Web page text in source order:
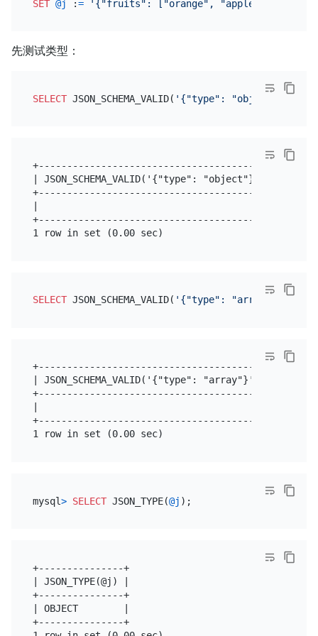
SET @j := '{"fruits": ["orange", "apple",
先测试类型：
SELECT JSON_SCHEMA_VALID( '{"type": "object"}'
+--------------------------------------------+
| JSON_SCHEMA_VALID('{"type": "object"}',@j) |
+--------------------------------------------+
+--------------------------------------------+
SELECT JSON_SCHEMA_VALID( '{"type": "array"}' ,@j
+-------------------------------------------+
| JSON_SCHEMA_VALID('{"type": "array"}',@j) |
+-------------------------------------------+
+-------------------------------------------+
mysql> SELECT JSON_TYPE(@j
+---------------+
| JSON_TYPE(@j) |
+---------------+
| OBJECT        |
+---------------+